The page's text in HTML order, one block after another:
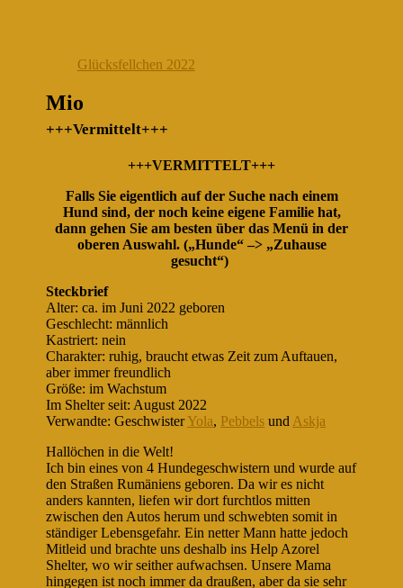
Glücksfellchen 2022
Mio
+++Vermittelt+++
+++VERMITTELT+++
Falls Sie eigentlich auf der Suche nach einem
Hund sind, der noch keine eigene Familie hat,
dann gehen Sie am besten über das Menü in der
oberen Auswahl. („Hunde“ –> „Zuhause
gesucht“)
Steckbrief
Alter: ca. im Juni 2022 geboren
Geschlecht: männlich
Kastriert: nein
Charakter: ruhig, braucht etwas Zeit zum Auftauen,
aber immer freundlich
Größe: im Wachstum
Im Shelter seit: August 2022
Verwandte: GeschwisterYola, Pebbels und Askja
Hallöchen in die Welt!
Ich bin eines von 4 Hundegeschwistern und wurde auf
den Straßen Rumäniens geboren. Da wir es nicht
anders kannten, liefen wir dort furchtlos mitten
zwischen den Autos herum und schwebten somit in
ständiger Lebensgefahr. Ein netter Mann hatte jedoch
Mitleid und brachte uns deshalb ins Help Azorel
Shelter, wo wir seither aufwachsen. Unsere Mama
hingegen ist noch immer da draußen, aber da sie sehr